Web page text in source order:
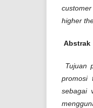
higher
Abstrak
Tujuan
promosi
sebagai